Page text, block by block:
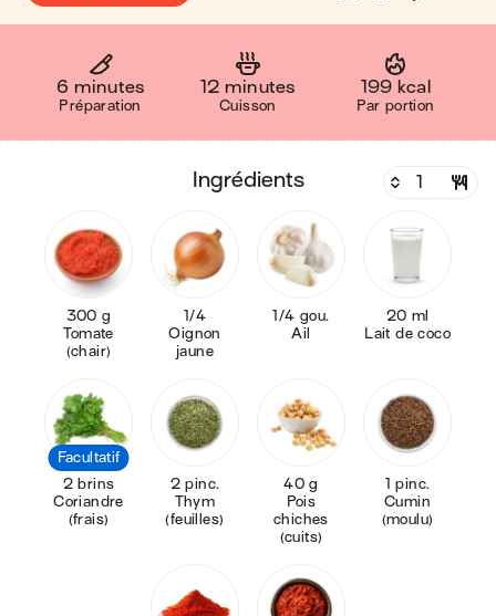
6 minutes
Préparation
12 minutes
Cuisson
199 kcal
Par portion
ingrédients
300 g
Tomate
(chair)
1/4
Oignon
jaune
1/4 gou.
Ail
20 ml
Lait de coco
Facultatif
2 brins
Coriandre
(frais)
2 pinc.
Thym
(feuilles)
40 g
Pois
chiches
(cuits)
1 pinc.
Cumin
(moulu)